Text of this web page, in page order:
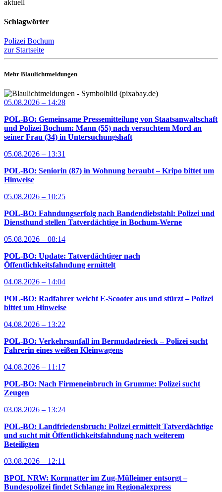
aktuell
Schlagwörter
Polizei Bochum
zur Startseite
Mehr Blaulichtmeldungen
05.08.2026 – 14:28
POL-BO: Gemeinsame Pressemitteilung von Staatsanwaltschaft
und Polizei Bochum: Mann (55) nach versuchtem Mord an
seiner Frau (34) in Untersuchungshaft
05.08.2026 – 13:31
POL-BO: Seniorin (87) in Wohnung beraubt – Kripo bittet um
Hinweise
05.08.2026 – 10:25
POL-BO: Fahndungserfolg nach Bandendiebstahl: Polizei und
Diensthund stellen Tatverdächtige in Bochum-Werne
05.08.2026 – 08:14
POL-BO: Update: Tatverdächtiger nach
Öffentlichkeitsfahndung ermittelt
04.08.2026 – 14:04
POL-BO: Radfahrer weicht E-Scooter aus und stürzt – Polizei
bittet um Hinweise
04.08.2026 – 13:22
POL-BO: Verkehrsunfall im Bermudadreieck – Polizei sucht
Fahrerin eines weißen Kleinwagens
04.08.2026 – 11:17
POL-BO: Nach Firmeneinbruch in Grumme: Polizei sucht
Zeugen
03.08.2026 – 13:24
POL-BO: Landfriedensbruch: Polizei ermittelt Tatverdächtige
und sucht mit Öffentlichkeitsfahndung nach weiterem
Beteiligten
03.08.2026 – 12:11
BPOL NRW: Kornnatter im Zug-Mülleimer entsorgt –
Bundespolizei findet Schlange im Regionalexpress